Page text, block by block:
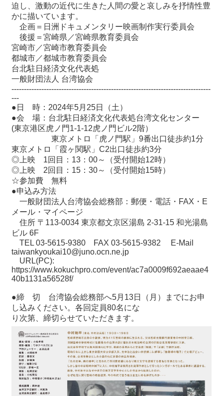
迫し、激動の近代に生きた人間の愛と哀しみを抒情性豊
かに描いています。
企画＝日洲ドキュメンタリー映画制作実行委員会
後援＝宮崎県／宮崎県教育委員会
宮崎市／宮崎市教育委員会
都城市／都城市教育委員会
台北駐日経済文化代表処
一般財団法人 台湾協会
--------------------------------------------------------------------------------
---
●日 時：2024年5月25日（土）
●会 場：台北駐日経済文化代表処台湾文化センター
(東京港区虎ノ門1-1-12虎ノ門ビル2階）
東京メトロ「虎ノ門駅」9番出口徒歩約1分
東京メトロ「霞ヶ関駅」C2出口徒歩約3分
◎上映 1回目：13：00～（受付開始12時）
◎上映 2回目：15：30～（受付開始15時）
☆参加費 無料
●申込み方法
一般財団法人台湾協会総務部：郵便・電話・FAX・E
メール・マイページ
住所 〒113-0034 東京都文京区湯島 2-31-15 和光湯島
ビル 6F
TEL 03-5615-9380 FAX 03-5615-9382 E-Mail
taiwankyoukai10@juno.ocn.ne.jp
URL(PC):
https://www.kokuchpro.com/event/ac7a0009f692aeaae4
40b1131a56528f/
●締 切 台湾協会総務部へ5月13日（月）までにお申
し込みください。各回定員80名にな
り次第、締切らせていただきます。